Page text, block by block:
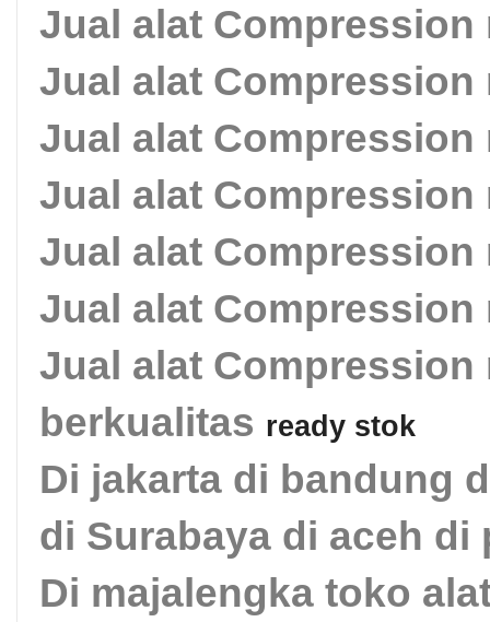
Jual alat
Jual alat
Jual alat
Jual alat
Jual alat
Jual alat
Jual alat
berkualitas ready stok
Di jakarta di bandung
di Surabaya di aceh di
Di majalengka toko